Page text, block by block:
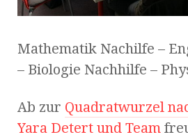
Mathematik Nachilfe –
– Biologie Nachhilfe –
Ab zur Quadratwurzel
Yara Detert und Team